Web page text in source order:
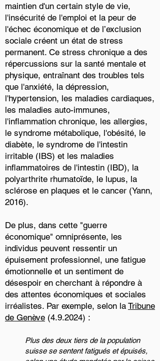
maintien d'un certain style de vie,
l'insécurité de l'emploi et la peur de
l'échec économique et de l’exclusion
sociale créent un état de stress
permanent. Ce stress chronique a des
répercussions sur la santé mentale et
physique, entraînant des troubles tels
que l'anxiété, la dépression,
l'hypertension, les maladies cardiaques,
les maladies auto-immunes,
l'inflammation chronique, les allergies,
le syndrome métabolique, l'obésité, le
diabète, le syndrome de l'intestin
irritable (IBS) et les maladies
inflammatoires de l'intestin (IBD), la
polyarthrite rhumatoïde, le lupus, la
sclérose en plaques et le cancer (Yann,
2016).
De plus, dans cette "guerre
économique" omniprésente, les
individus peuvent ressentir un
épuisement professionnel, une fatigue
émotionnelle et un sentiment de
désespoir en cherchant à répondre à
des attentes économiques et sociales
irréalistes. Par exemple, selon la Tribune
de Genève (4.9.2024) :
Plus des deux tiers de la population
suisse se sentent fatigués et épuisés,